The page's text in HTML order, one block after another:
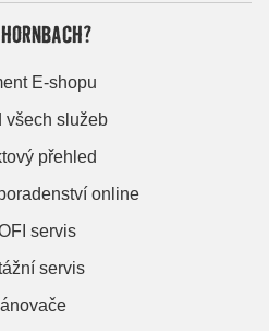
E-shopu
všech služeb
přehled
online
servis
servis